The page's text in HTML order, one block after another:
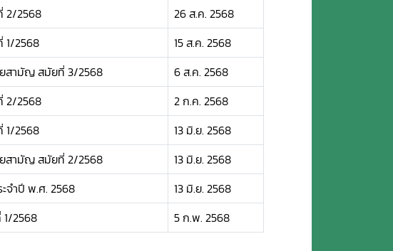
2/2568
26 ส.ค. 2568
1/2568
15 ส.ค. 2568
ยสามัญ สมัยที่ 3/2568
6 ส.ค. 2568
2/2568
2 ก.ค. 2568
1/2568
13 มิ.ย. 2568
ยสามัญ สมัยที่ 2/2568
13 มิ.ย. 2568
จำปี พ.ศ. 2568
13 มิ.ย. 2568
2568 5 ก.พ. 2568